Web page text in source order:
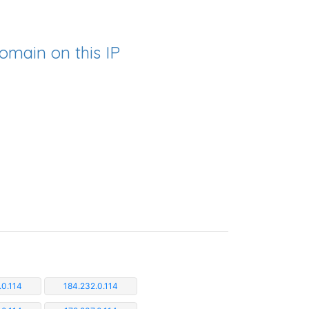
on this IP
184.232.0.114